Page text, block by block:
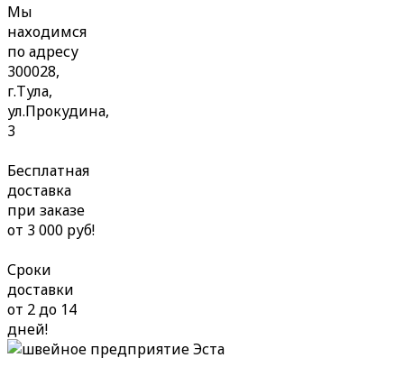
Мы
находимся
по адресу
300028,
г.Тула,
ул.Прокудина,
3
Бесплатная
доставка
при заказе
от 3 000 руб!
Сроки
доставки
от 2 до 14
дней!